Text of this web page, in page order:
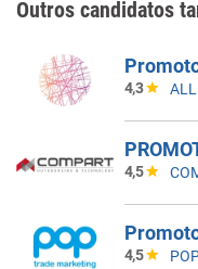
Outros candidatos
4,3
4,5
4,5